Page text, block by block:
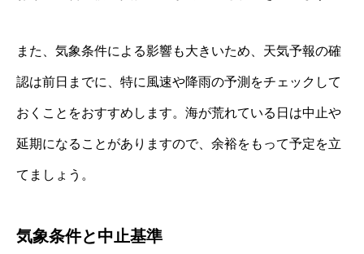
また、気象条件による影響も大きいため、天気予報の確
認は前日までに、特に風速や降雨の予測をチェックして
おくことをおすすめします。海が荒れている日は中止や
延期になることがありますので、余裕をもって予定を立
てましょう。
気象条件と中止基準